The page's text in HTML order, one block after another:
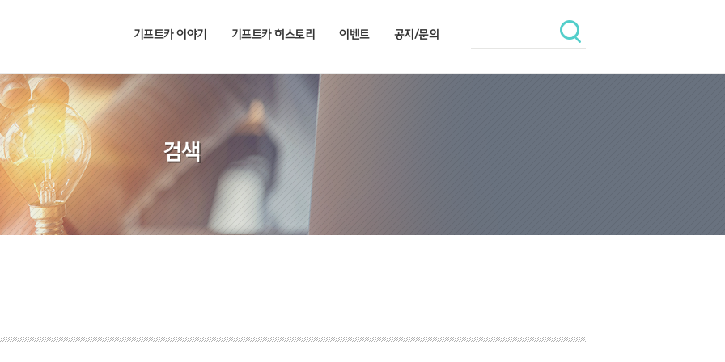
기프트카 이야기 기프트카 히스토리 이벤트 공지/문의
검색